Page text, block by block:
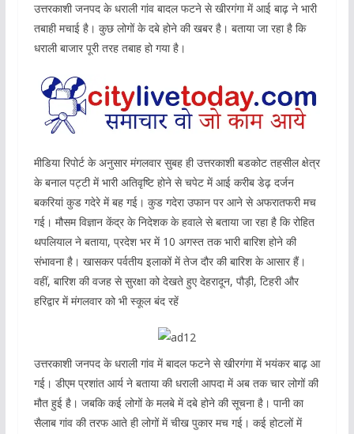
उत्तरकाशी जनपद के धराली गांव बादल फटने से खीरगंगा में आई बाढ़ ने भारी
तबाही मचाई है। कुछ लोगों के दबे होने की खबर है। बताया जा रहा है कि
धराली बाजार पूरी तरह तबाह हो गया है।
मीडिया रिपोर्ट के अनुसार मंगलवार सुबह ही उत्तरकाशी बडकोट तहसील क्षेत्र
के बनाल पट्टी में भारी अतिवृष्टि होने से चपेट में आई करीब डेढ़ दर्जन
बकरियां कुड गदेरे में बह गई। कुड गदेरा उफान पर आने से अफरातफरी मच
गई। मौसम विज्ञान केंद्र के निदेशक के हवाले से बताया जा रहा है कि रोहित
थपलियाल ने बताया, प्रदेश भर में 10 अगस्त तक भारी बारिश होने की
संभावना है। खासकर पर्वतीय इलाकों में तेज दौर की बारिश के आसार हैं।
वहीं, बारिश की वजह से सुरक्षा को देखते हुए देहरादून, पौड़ी, टिहरी और
हरिद्वार में मंगलवार को भी स्कूल बंद रहें
उत्तरकाशी जनपद के धराली गांव में बादल फटने से खीरगंगा में भयंकर बाढ़ आ
गई। डीएम प्रशांत आर्य ने बताया की धराली आपदा में अब तक चार लोगों की
मौत हुई है। जबकि कई लोगों के मलबे में दबे होने की सूचना है। पानी का
सैलाब गांव की तरफ आते ही लोगों में चीख पुकार मच गई। कई होटलों में